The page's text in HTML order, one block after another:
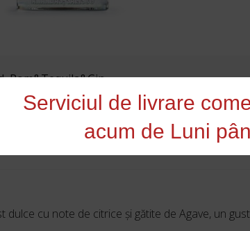
,Rom&Tequila&Gin
cu note de citrice și gătite de Agave, un
Serviciul de livrare
acum de Luni